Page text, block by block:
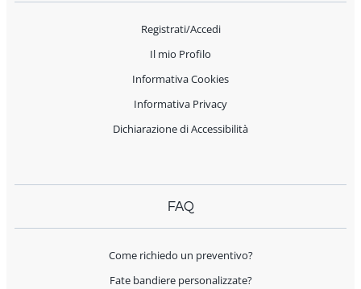
Registrati/Accedi
Il mio Profilo
Informativa Cookies
Informativa Privacy
Dichiarazione di Accessibilità
FAQ
Come richiedo un preventivo?
Fate bandiere personalizzate?